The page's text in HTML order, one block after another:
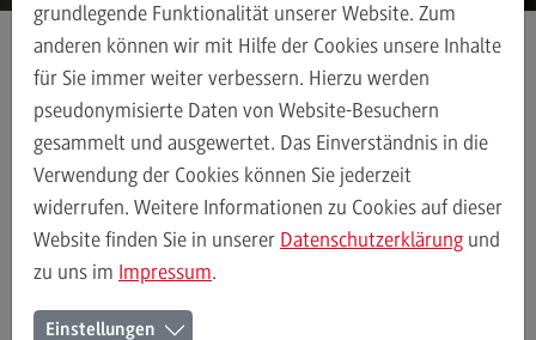
Accounting, Controlling, Taxation
Accounting, Controlling, Taxation
Modulangebot
Berufsperspektiven
Kontakt
Advanced Practice in Healthcare
Advanced Practice in Healthcare
Rahmenbedingungen
Masterstudiengänge Informatik
Informatik
Profil-O-Mat Informatik
(External link)
Rahmenbedingungen
Master Informatik
grundlegende Funktionalität unserer Website. Zum
anderen können wir mit Hilfe der Cookies unsere Inhalte
für Sie immer weiter verbessern. Hierzu werden
pseudonymisierte Daten von Website-Besuchern
gesammelt und ausgewertet. Das Einverständnis in die
Verwendung der Cookies können Sie jederzeit
widerrufen. Weitere Informationen zu Cookies auf dieser
Website finden Sie in unserer Datenschutzerklärung und
zu uns im Impressum.
Einstellungen